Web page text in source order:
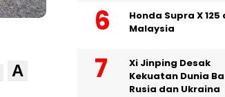
A
Honda Supra X 125
Malaysia
Xi Jinping Desak
Kekuatan Dunia
Rusia dan Ukraina